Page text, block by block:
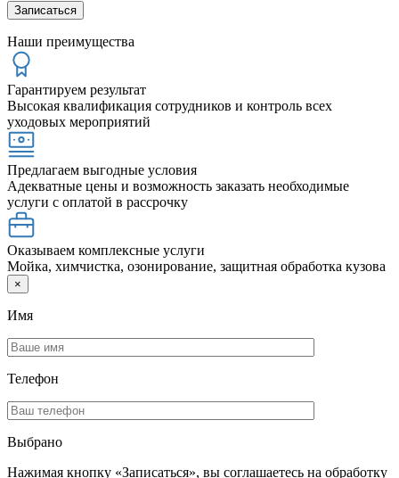
Наши преимущества
Гарантируем результат
Высокая квалификация сотрудников и контроль всех
уходовых мероприятий
Предлагаем выгодные условия
Адекватные цены и возможность заказать необходимые
услуги с оплатой в рассрочку
Оказываем комплексные услуги
Мойка, химчистка, озонирование, защитная обработка кузова
×
Имя
Телефон
Выбрано
Нажимая кнопку «Записаться», вы соглашаетесь на обработку